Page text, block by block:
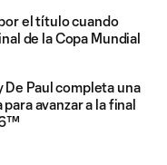
el título cuando
de la Copa Mundial
De Paul completa una
avanzar a la final